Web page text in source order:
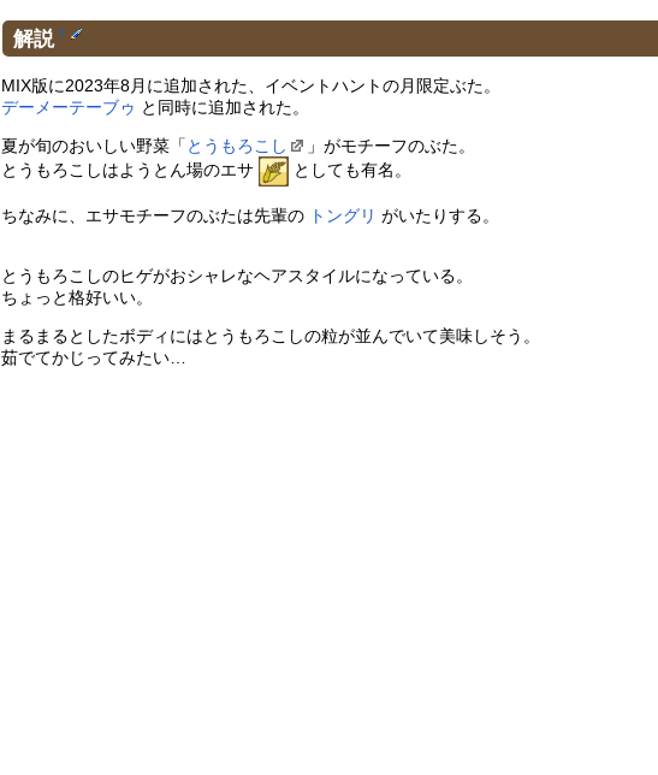
解説 †
MIX版に2023年8月に追加された、イベントハントの月限定ぶた。
デーメーテーブゥ と同時に追加された。
夏が旬のおいしい野菜「 とうもろこし
」がモチーフのぶた。
とうもろこしはようとん場のエサ
としても有名。
ちなみに、エサモチーフのぶたは先輩の トングリ がいたりする。
とうもろこしのヒゲがおシャレなヘアスタイルになっている。
ちょっと格好いい。
まるまるとしたボディにはとうもろこしの粒が並んでいて美味しそう。
茹でてかじってみたい…